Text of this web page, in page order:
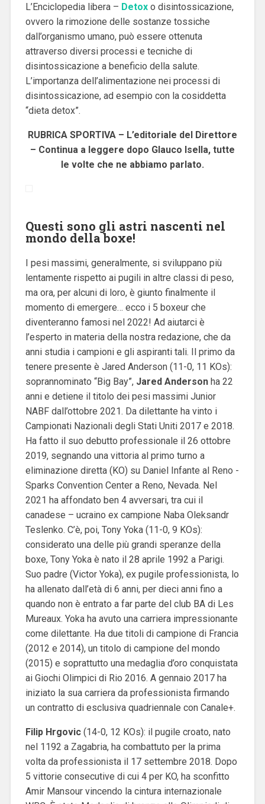
L’Enciclopedia libera – Detoxo disintossicazione,
ovvero la rimozione delle sostanze tossiche
dall’organismo umano, può essere ottenuta
attraverso diversi processi e tecniche di
disintossicazione a beneficio della salute.
L’importanza dell’alimentazione nei processi di
disintossicazione, ad esempio con la cosiddetta
“dieta detox”.
RUBRICA SPORTIVA – L’editoriale del Direttore
– Continua a leggere dopo Glauco Isella, tutte
le volte che ne abbiamo parlato.
Questi sono gli astri nascenti nel
mondo della boxe!
I pesi massimi, generalmente, si sviluppano più
lentamente rispetto ai pugili in altre classi di peso,
ma ora, per alcuni di loro, è giunto finalmente il
momento di emergere… ecco i 5 boxeur che
diventeranno famosi nel 2022! Ad aiutarci è
l’esperto in materiadella nostra redazione,che da
anni studia i campioni e gli aspiranti tali. Il primo da
tenere presente è Jared Anderson (11-0, 11 KOs):
soprannominato “Big Bay”, Jared Andersonha 22
anni e detiene il titolo dei pesi massimi Junior
NABF dall’ottobre 2021. Da dilettante ha vinto i
Campionati Nazionali degli Stati Uniti 2017 e 2018.
Ha fatto il suo debutto professionale il 26 ottobre
2019, segnando una vittoria al primo turno a
eliminazione diretta (KO) su Daniel Infante al Reno -
Sparks Convention Center a Reno, Nevada. Nel
2021 ha affondato ben 4 avversari, tra cui il
canadese – ucraino ex campione Naba Oleksandr
Teslenko. C’è, poi, Tony Yoka (11-0, 9 KOs):
considerato una delle più grandi speranze della
boxe, Tony Yoka è nato il 28 aprile 1992 a Parigi.
Suo padre (Victor Yoka), ex pugile professionista, lo
ha allenato dall’età di 6 anni, per dieci anni fino a
quando non è entrato a far parte del club BA di Les
Mureaux. Yoka ha avuto una carriera impressionante
come dilettante. Ha due titoli di campione di Francia
(2012 e 2014), un titolo di campione del mondo
(2015) e soprattutto una medaglia d’oro conquistata
ai Giochi Olimpici di Rio 2016. A gennaio 2017 ha
iniziato la sua carriera da professionista firmando
un contratto di esclusiva quadriennale con Canale+.
Filip Hrgovic(14-0, 12 KOs): il pugile croato, nato
nel 1192 a Zagabria, ha combattuto per la prima
volta da professionista il 17 settembre 2018. Dopo
5 vittorie consecutive di cui 4 per KO, ha sconfitto
Amir Mansour vincendo la cintura internazionale